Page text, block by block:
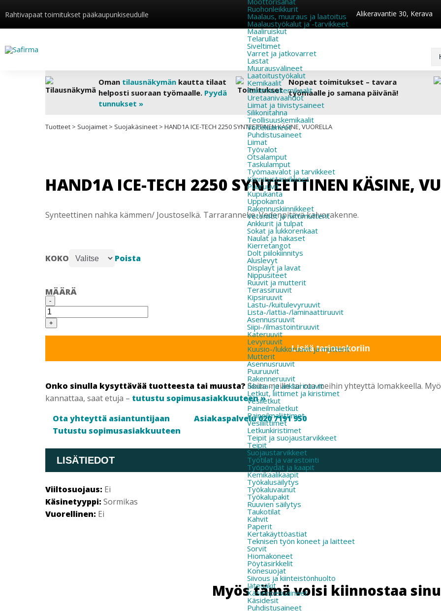
Rahtivapaat toimitukset pääkaupunkiseudulle Alikeravantie 30, Kerava
Ruohonleikkurit
Maalaus, muuraus ja laatoitus
Maalaustyökalut ja -tarvikkeet
Maaliruiskut
Telarullat
Siveltimet
Varret ja jatkovarret
Lastat
Muurausvälineet
Laatoitustyökalut
Kemikaalit
Rakennuskemikaalit
Uretaanivaahdot
Liimat ja tiivistysaineet
Silikonitahna
Teollisuuskemikaalit
Voiteluaineet
Puhdistusaineet
Liimat
Työvalot
Otsalamput
Taskulamput
Työmaavalot ja tarvikkeet
Kiinnitys­tarvikkeet
Puuruuvit
Kupukanta
Uppokanta
Rakennuskiinnikkeet
Vetoniitit ja niittimutterit
Ankkurit ja tulpat
Sokat ja lukkorenkaat
Naulat ja hakaset
Kierretangot
Dolt piilokiinnitys
Aluslevyt
Displayt ja lavat
Nippusiteet
Ruuvit ja mutterit
Terassiruuvit
Kipsiruuvit
Lastu-/kuitulevyruuvit
Lista-/lattia-/laminaattiruuvit
Asennusruuvit
Siipi-/ilmastointiruuvit
Kateruuvit
Levyruuvit
Kuusio-/lukkoruuvit ja mutterit
Mutterit
Asennusruuvit
Puuruuvit
Rakenneruuvit
Ikkuna- ja ankkuriruuvit
Letkut, liittimet ja kiristimet
Vesiletkut
Paineilmaletkut
Paineilmaliittimet
Vesiliittimet
Letkunkiristimet
Teipit ja suojaustarvikkeet
Teipit
Suojaustarvikkeet
Työtilat ja varastointi
Työpöydät ja kaapit
Kemikaalikaapit
Työkalusäilytys
Työkaluvaunut
Työkalupakit
Ruuvien säilytys
Taukotilat
Kahvit
Paperit
Kertakäyttöastiat
Teknisen työn koneet ja laitteet
Sorvit
Hiomakoneet
Pöytäsirkkelit
Konesuojat
Siivous ja kiinteistönhuolto
Jätesäkit
Käsienpesuaineet
Käsidesit
Puhdistusaineet
Oman tilausnäkymänkautta tilaat
helposti suoraan työmaalle. Pyydä
tunnukset »
Nopeat toimitukset – tavara
työmaalle jo samana päivänä!
Tuotteet > Suojaimet > Suojakäsineet > HAND1A ICE-TECH 2250 SYNTEETTINEN KÄSINE, VUORELLA
HAND1A ICE-TECH 2250 SYNTEETTINEN KÄSINE,
Synteettinen nahka kämmen/ Joustoselkä. Tarraranneke. Vedenpitävä kalvorakenne.
KOKO Poista
MÄÄRÄ
HAND1A
ICE-
TECH
2250
SYNTEETTINEN
KÄSINE,
-
+
Lisää tarjouskoriin
Onko sinulla kysyttävää tuotteesta tai muusta? Soita meille tai ota meihin yhteyttä lomakkeella.
kannattaa, saat etuja – tutustu sopimusasiakkuuteen »
Ota yhteyttä asiantuntijaan
Asiakaspalvelu 020 7191 950
Tutustu sopimusasiakkuuteen
LISÄTIEDOT
Viiltosuojaus: Ei
Käsinetyyppi: Sormikas
Vuorellinen: Ei
Myös tämä voisi kiinnostaa